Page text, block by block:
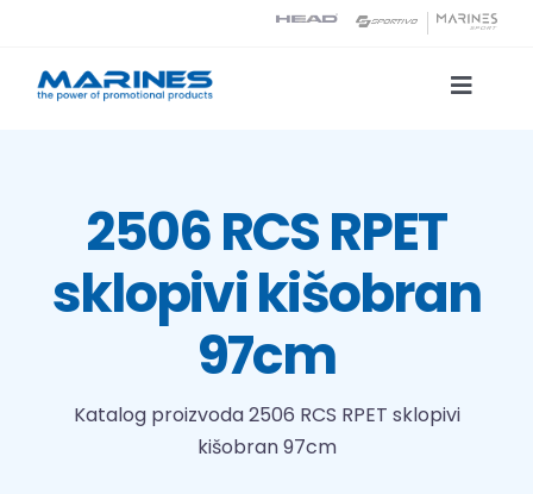
content
Toggle
Tehnologije tiska
O nama
2506 RCS RPET
sklopivi kišobran
97cm
Katalog proizvoda2506 RCS RPET sklopivi
kišobran 97cm